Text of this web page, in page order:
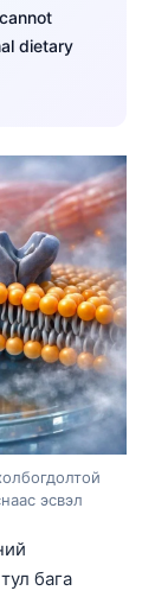
dietary
эсвэл
бага